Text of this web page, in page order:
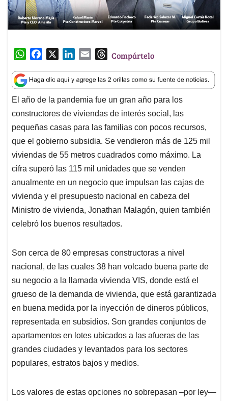
W
a
t
s
A
p
p
c
e
b
o
o
k
n
k
e
d
I
n
a
i
l
T
r
e
a
d
s
Compártelo
El año de la pandemia fue un gran año para los
constructores de viviendas de interés social, las
pequeñas casas para las familias con pocos recursos,
que el gobierno subsidia. Se vendieron más de 125 mil
viviendas de 55 metros cuadrados como máximo. La
cifra superó las 115 mil unidades que se venden
anualmente en un negocio que impulsan las cajas de
vivienda y el presupuesto nacional en cabeza del
Ministro de vivienda, Jonathan Malagón, quien también
celebró los buenos resultados.
Son cerca de 80 empresas constructoras a nivel
nacional, de las cuales 38 han volcado buena parte de
su negocio a la llamada vivienda VIS, donde está el
grueso de la demanda de vivienda, que está garantizada
en buena medida por la inyección de dineros públicos,
representada en subsidios. Son grandes conjuntos de
apartamentos en lotes ubicados a las afueras de las
grandes ciudades y levantados para los sectores
populares, estratos bajos y medios.
Los valores de estas opciones no sobrepasan –por ley—